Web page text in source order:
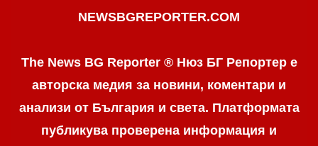
NEWSBGREPORTER.COM
The News BG Reporter ® Нюз БГ Репортер е
авторска медия за новини, коментари и
анализи от България и света. Платформата
публикува проверена информация и